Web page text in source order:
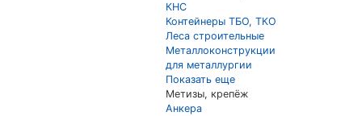
КНС
Контейнеры ТБО, ТКО
Леса строительные
Металлоконструкции
для металлургии
Показать еще
Метизы, крепёж
Анкера